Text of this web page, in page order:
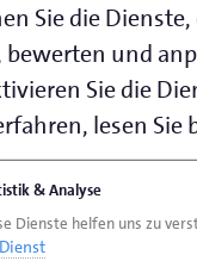
(.vcf)
Oldenburg
und
Sie die
und
Sie die
lesen Sie
& Analyse
Dienste helfen uns zu
Dienst